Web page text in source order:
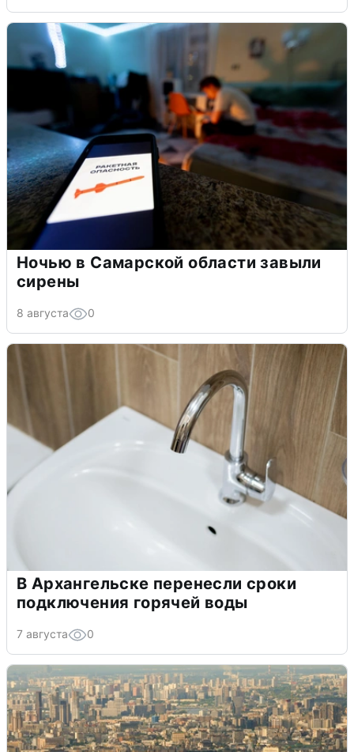
Ночью в Самарской области завыли
сирены
8 августа 0
В Архангельске перенесли сроки
подключения горячей воды
7 августа 0